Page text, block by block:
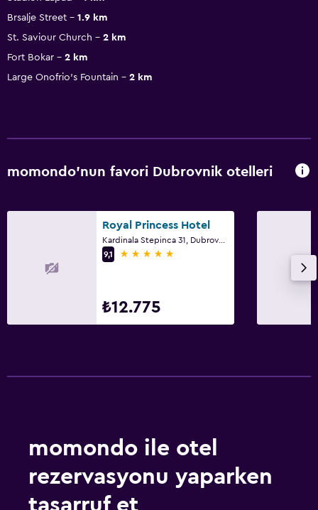
Brsalje Street
1.9 km
St. Saviour Church
2 km
Fort Bokar
2 km
Large Onofrio's Fountain
2 km
momondo'nun favori Dubrovnik otelleri
Royal Princess Hotel
9,1
5 yıldız
₺12.775
momondo ile otel
rezervasyonu yaparken
tasarruf et